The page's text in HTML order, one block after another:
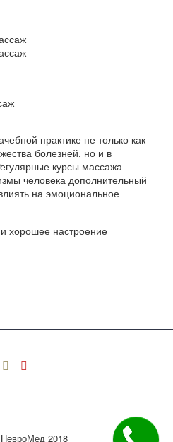
практике не только как
болезней, но и в
курсы массажа
человека дополнительный
на эмоциональное
хорошее настроение
2018